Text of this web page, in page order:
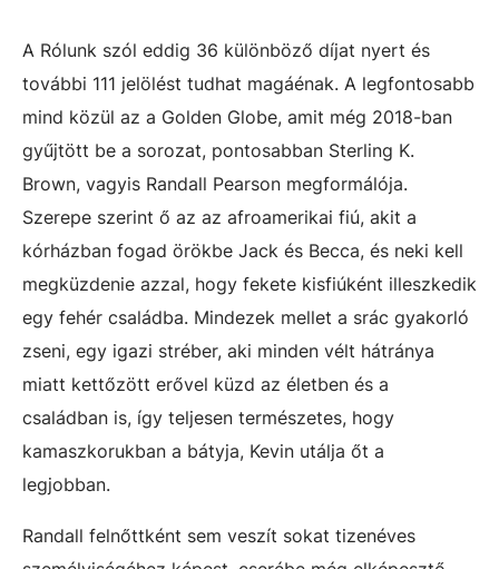
A Rólunk szól eddig 36 különböző díjat nyert és
további 111 jelölést tudhat magáénak. A legfontosabb
mind közül az a Golden Globe, amit még 2018-ban
gyűjtött be a sorozat, pontosabban Sterling K.
Brown, vagyis Randall Pearson megformálója.
Szerepe szerint ő az az afroamerikai fiú, akit a
kórházban fogad örökbe Jack és Becca, és neki kell
megküzdenie azzal, hogy fekete kisfiúként illeszkedik
egy fehér családba. Mindezek mellet a srác gyakorló
zseni, egy igazi stréber, aki minden vélt hátránya
miatt kettőzött erővel küzd az életben és a
családban is, így teljesen természetes, hogy
kamaszkorukban a bátyja, Kevin utálja őt a
legjobban.
Randall felnőttként sem veszít sokat tizenéves